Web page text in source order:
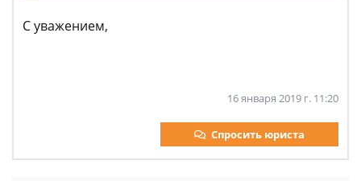
С уважением,
16 января 2019 г. 11:20
Спросить юриста